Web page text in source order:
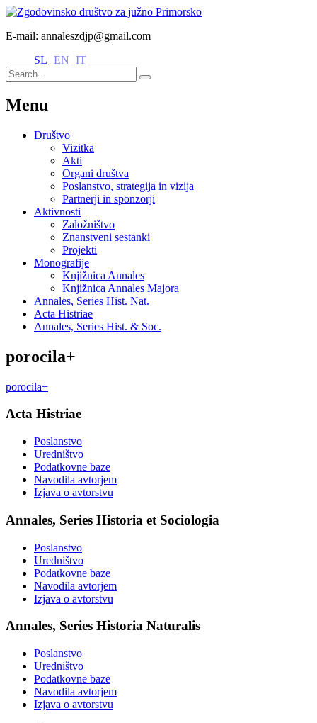
E-mail: annaleszdjp@gmail.com
SL EN IT
Menu
Društvo
Vizitka
Akti
Organi društva
Poslanstvo, strategija in vizija
Partnerji in sponzorji
Aktivnosti
Založništvo
Znanstveni sestanki
Projekti
Monografije
Knjižnica Annales
Knjižnica Annales Majora
Annales, Series Hist. Nat.
Acta Histriae
Annales, Series Hist. & Soc.
porocila+
porocila+
Acta Histriae
Poslanstvo
Uredništvo
Podatkovne baze
Navodila avtorjem
Izjava o avtorstvu
Annales, Series Historia et Sociologia
Poslanstvo
Uredništvo
Podatkovne baze
Navodila avtorjem
Izjava o avtorstvu
Annales, Series Historia Naturalis
Poslanstvo
Uredništvo
Podatkovne baze
Navodila avtorjem
Izjava o avtorstvu